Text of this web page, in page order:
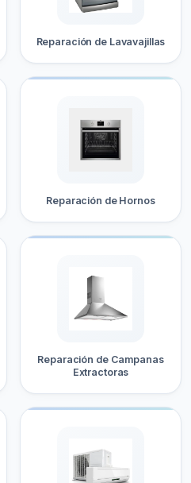
Reparación de Lavavajillas
Reparación de Hornos
Reparación de Campanas
Extractoras